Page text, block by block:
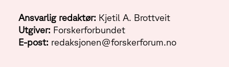
Ansvarlig redaktør: Kjetil A. Brottveit
Utgiver: Forskerforbundet
E-post: redaksjonen@forskerforum.no